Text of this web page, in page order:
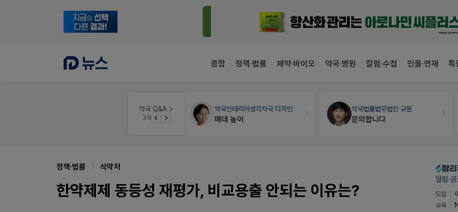
종합 정책·법률 제약·바이오 약국·병원 칼럼·수첩 인물·연재 특
약국 Q&A
3/6 약국 개국 대출 어떻게 받아야할지 어렵습니다
약국인테리어생각자국 디자인
매대 높이
약국법률법무법인 규원
문의합니다
정책·법률 식약처
한약제제 동등성 재평가, 비교용출 안되는 이유는?
알림·
모집
교육